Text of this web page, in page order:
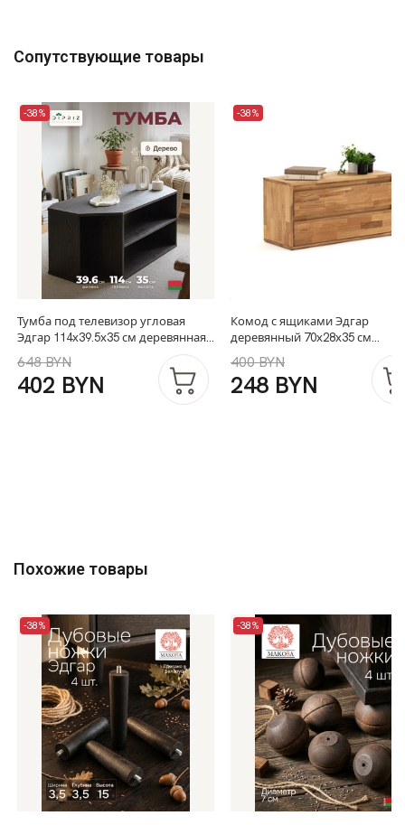
Сопутствующие товары
-38%
Тумба под телевизор угловая
Эдгар 114х39.5х35 см деревянная с
полками дизайнерская / Тумба
под тв из массива дуба, черный
дуб
648 BYN
402 BYN
-38%
Комод с ящиками Эдгар
деревянный 70х28х35 см
дизайнерский / массив дуба,
шпон дуба, натуральный дуб /
комод для одежды в
400 BYN
248 BYN
Похожие товары
-38% -38%